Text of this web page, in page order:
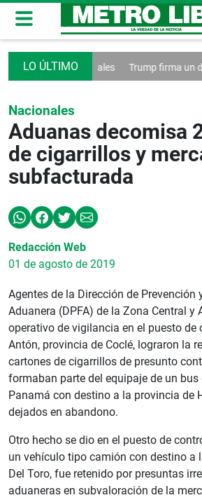
redes sociales Trump firma un decreto
Nacionales
Aduanas decomisa
de cigarrillos y
subfacturada
Redacción Web
01 de agosto de 2019
Agentes de la Dirección de Prevención
Aduanera (DPFA) de la Zona Central y
operativo de vigilancia en el puesto de
Antón, provincia de Coclé, lograron la
cartones de cigarrillos de presunto
formaban parte del equipaje de un bus
Panamá con destino a la provincia de
dejados en abandono.
Otro hecho se dio en el puesto de
un vehículo tipo camión con destino a
Del Toro, fue retenido por presuntas
aduaneras en subvaloración de la